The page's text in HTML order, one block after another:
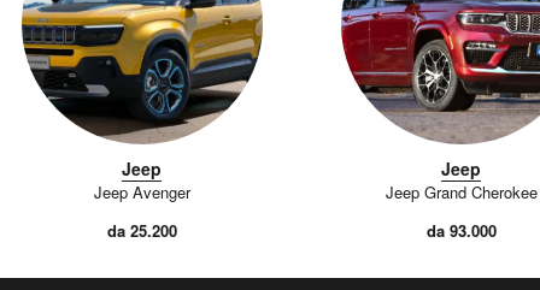
Jeep
Jeep Avenger
da 25.200
Jeep
Jeep Grand Cherokee
da 93.000